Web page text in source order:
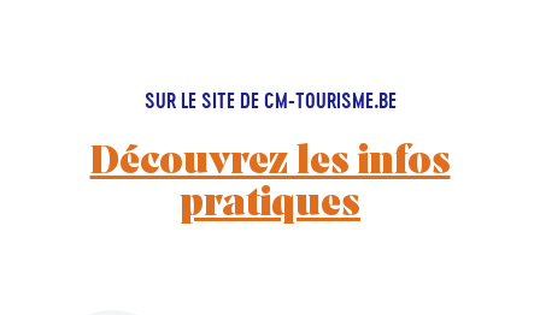
SUR LE SITE DE CM-TOURISME.BE
Découvrez les infos
pratiques